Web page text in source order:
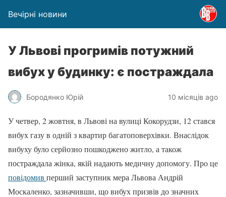
Вечірні новини
У Львові прогримів потужний
вибух у будинку: є постраждала
Бородянко Юрій 10 місяців ago
У четвер, 2 жовтня, в Львові на вулиці Кокорудзи, 12 стався
вибух газу в одній з квартир багатоповерхівки. Внаслідок
вибуху було серйозно пошкоджено житло, а також
постраждала жінка, якій надають медичну допомогу. Про це
повідомив перший заступник мера Львова Андрій
Москаленко, зазначивши, що вибух призвів до значних